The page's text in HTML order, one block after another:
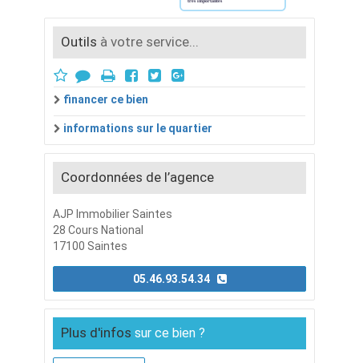
Outils à votre service...
financer ce bien
informations sur le quartier
Coordonnées de l’agence
AJP Immobilier Saintes
28 Cours National
17100 Saintes
Plus d'infos sur ce bien ?